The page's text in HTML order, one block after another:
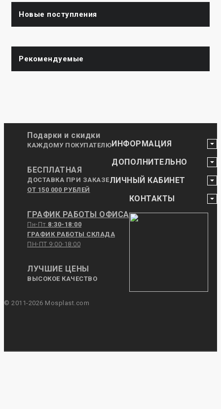
Новые поступления
Рекомендуемые
Подарки и скидки
КАЖДОМУ ПОКУПАТЕЛЮ
БЕСПЛАТНАЯ
ДОСТАВКА ПРИ ЗАКАЗЕ
ОТ 150 000 РУБЛЕЙ
ГРАФИК РАБОТЫ ОФИСА
Пн-Пт 8:30-18:00
ГРАФИК РАБОТЫ СКЛАДА
ПН-ПТ 9:00-18:00
ЛУЧШИЕ ЦЕНЫ
ВЫСОКОЕ КАЧЕСТВО
ИНФОРМАЦИЯ
ДОПОЛНИТЕЛЬНО
ЛИЧНЫЙ КАБИНЕТ
КОНТАКТЫ
© 2011-2026 Mosplast.com